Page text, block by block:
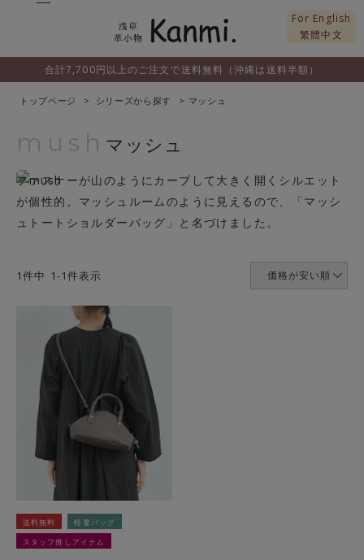
For English
繁體中文
合計7,700円以上のご注文で送料無料（沖縄は送料半額）
トップページ シリーズから探す マッシュ
mush マッシュ
ファスナーが山のようにカーブして大きく開くシルエット
が個性的。マッシュルームのように見えるので、「マッシ
ュトートショルダーバッグ」と名づけました。
価格が安い順
1件中 1-1件表示
送料無料
軽量バッグ
スタッフ推しアイテム